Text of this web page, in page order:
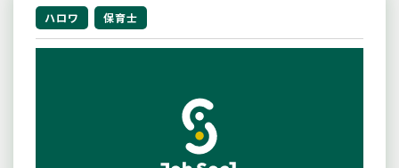
ハロワ 保育士